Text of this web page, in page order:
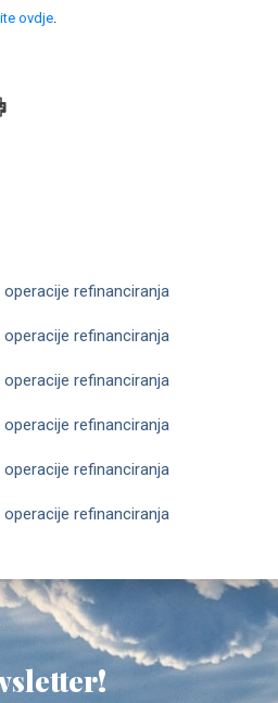
ovdje.
refinanciranja
refinanciranja
refinanciranja
refinanciranja
refinanciranja
refinanciranja